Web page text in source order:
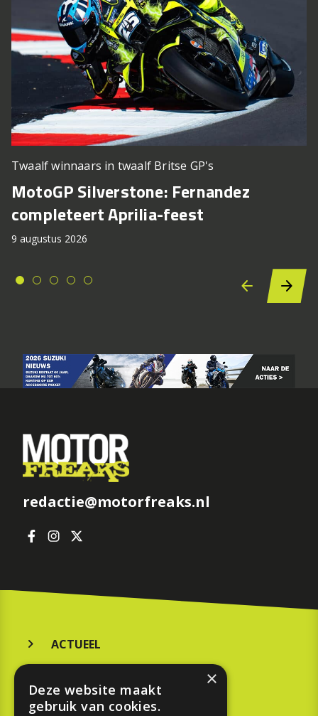
Twaalf winnaars in twaalf Britse GP's
MotoGP Silverstone: Fernandez
completeert Aprilia-feest
9 augustus 2026
redactie@motorfreaks.nl
ACTUEEL
KOOPGIDS
×
Deze website maakt
gebruik van cookies.